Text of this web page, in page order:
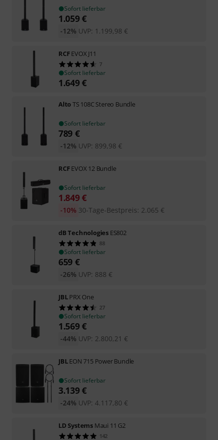
Sofort lieferbar
1.059€
UVP: 1.199,98 €
-12%
RCFEVOX J11
7
Sofort lieferbar
1.649€
AltoTS 108C Stereo Bundle
Sofort lieferbar
789 €
UVP: 899,98 €
-12%
RCFEVOX 12 Bundle
Sofort lieferbar
1.849€
30-Tage-Bestpreis: 2.065 €
-10%
dB Technologies ES802
88
Sofort lieferbar
659 €
UVP: 888 €
-26%
JBLPRX One
27
Sofort lieferbar
1.569€
UVP: 2.800,21 €
-44%
JBLEON 715 Power Bundle
Sofort lieferbar
3.139€
UVP: 4.117,80 €
-24%
LD Systems Maui 11 G2
142